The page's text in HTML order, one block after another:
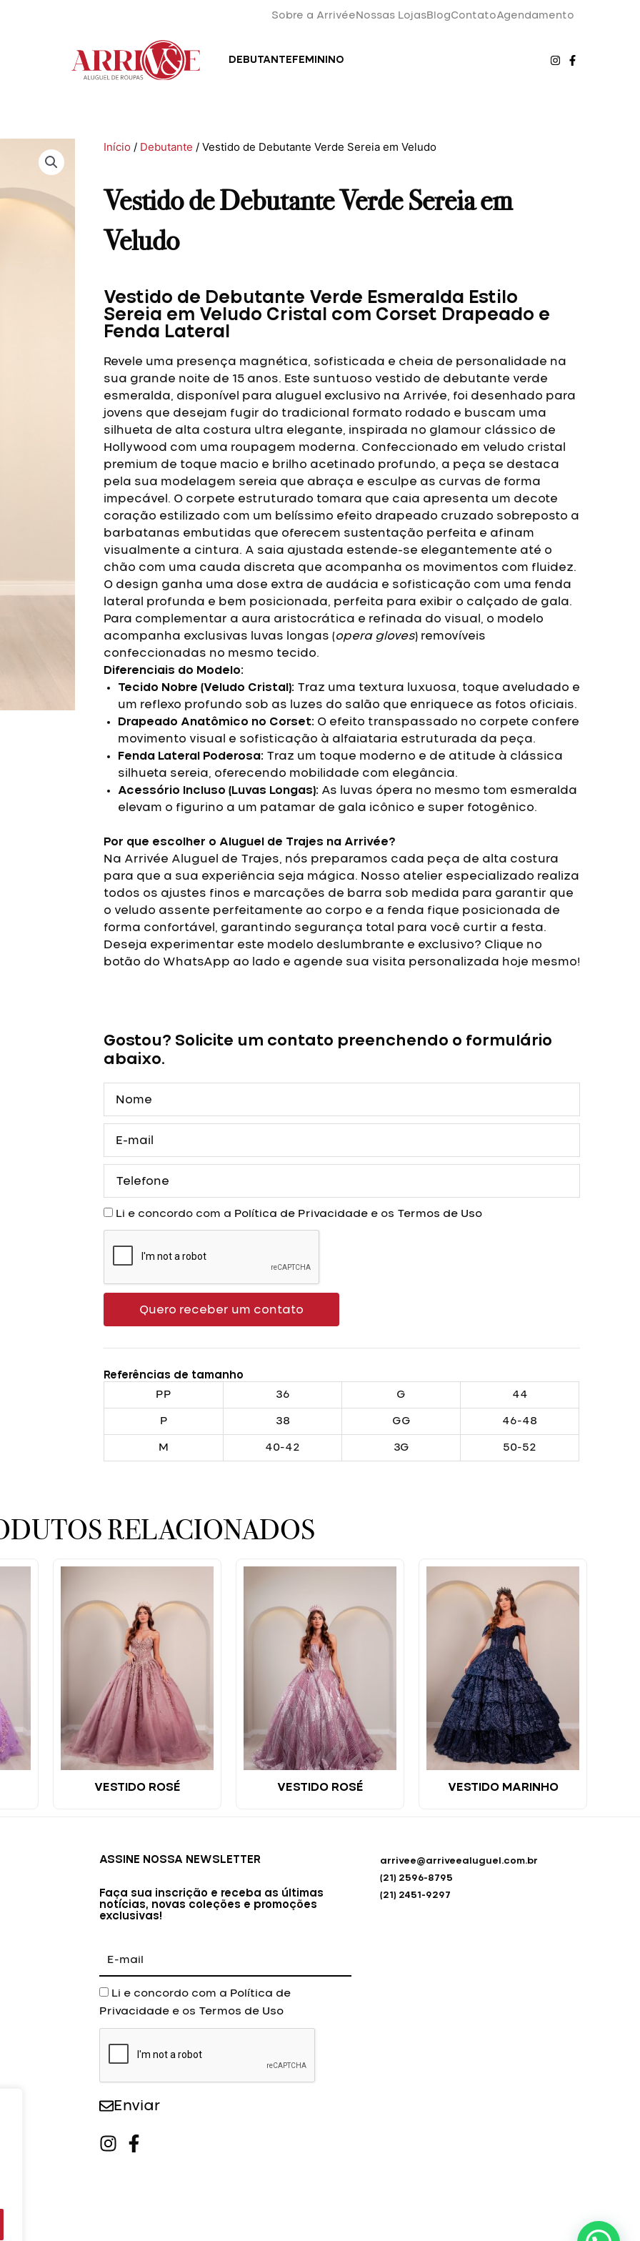
Sobre a Arrivée Nossas LojasBlogContatoAgendamento
DEBUTANTE FEMININO
Início / Debutante / Vestido de Debutante Verde Sereia em Veludo
Vestido de Debutante Verde Sereia em
Veludo
Vestido de Debutante Verde Esmeralda Estilo
Sereia em Veludo Cristal com Corset Drapeado e
Fenda Lateral
Revele uma presença magnética, sofisticada e cheia de personalidade na
sua grande noite de 15 anos. Este suntuoso vestido de debutante verde
esmeralda, disponível para aluguel exclusivo na Arrivée, foi desenhado para
jovens que desejam fugir do tradicional formato rodado e buscam uma
silhueta de alta costura ultra elegante, inspirada no glamour clássico de
Hollywood com uma roupagem moderna. Confeccionado em veludo cristal
premium de toque macio e brilho acetinado profundo, a peça se destaca
pela sua modelagem sereia que abraça e esculpe as curvas de forma
impecável. O corpete estruturado tomara que caia apresenta um decote
coração estilizado com um belíssimo efeito drapeado cruzado sobreposto a
barbatanas embutidas que oferecem sustentação perfeita e afinam
visualmente a cintura. A saia ajustada estende-se elegantemente até o
chão com uma cauda discreta que acompanha os movimentos com fluidez.
O design ganha uma dose extra de audácia e sofisticação com uma fenda
lateral profunda e bem posicionada, perfeita para exibir o calçado de gala.
Para complementar a aura aristocrática e refinada do visual, o modelo
acompanha exclusivas luvas longas (opera gloves) removíveis
confeccionadas no mesmo tecido.
Diferenciais do Modelo:
Tecido Nobre (Veludo Cristal): Traz uma textura luxuosa, toque aveludado e
um reflexo profundo sob as luzes do salão que enriquece as fotos oficiais.
Drapeado Anatômico no Corset: O efeito transpassado no corpete confere
movimento visual e sofisticação à alfaiataria estruturada da peça.
Fenda Lateral Poderosa: Traz um toque moderno e de atitude à clássica
silhueta sereia, oferecendo mobilidade com elegância.
Acessório Incluso (Luvas Longas): As luvas ópera no mesmo tom esmeralda
elevam o figurino a um patamar de gala icônico e super fotogênico.
Por que escolher o Aluguel de Trajes na Arrivée?
Na Arrivée Aluguel de Trajes, nós preparamos cada peça de alta costura
para que a sua experiência seja mágica. Nosso atelier especializado realiza
todos os ajustes finos e marcações de barra sob medida para garantir que
o veludo assente perfeitamente ao corpo e a fenda fique posicionada de
forma confortável, garantindo segurança total para você curtir a festa.
Deseja experimentar este modelo deslumbrante e exclusivo? Clique no
botão do WhatsApp ao lado e agende sua visita personalizada hoje mesmo!
Verde
Sereia
Veludo
quantidade
Gostou? Solicite um contato preenchendo o formulário
abaixo.
Aceite
Li e concordo com a Política de Privacidade e os Termos de Uso
Quero receber um contato
Referências de tamanho
PP
36 G 44
P 38 GG 46-48
M 40-42 3G 50-52
RELACIONADOS
VESTIDO ROSÉ VESTIDO ROSÉ VESTIDO MARINHO
ASSINE NOSSA NEWSLETTER
Faça sua inscrição e receba as últimas
notícias, novas coleções e promoções
exclusivas!
mail
Aceite
Li e concordo com a Política de
Privacidade e os Termos de Uso
Enviar
arrivee@arriveealuguel.com.br
(21) 2596-8795
(21) 2451-9297